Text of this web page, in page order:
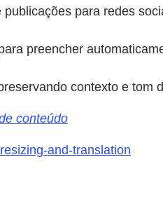
para redes
preencher
contexto e tom
conteúdo
and-translation